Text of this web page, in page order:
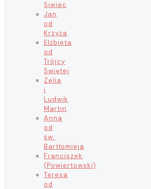
Siwiec
Jan
od
Krzyża
Elżbieta
od
Trójcy
Świętej
Zelia
i
Ludwik
Martin
Anna
od
św.
Bartłomieja
Franciszek
(Powiertowski)
Teresa
od